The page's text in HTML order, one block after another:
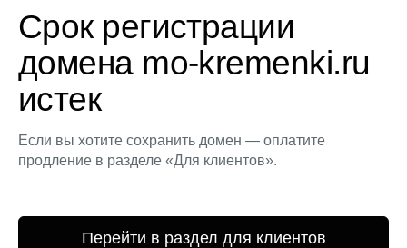
Срок регистрации
домена mo-kremenki.ru
истек
Если вы хотите сохранить домен — оплатите
продление в разделе «Для клиентов».
Перейти в раздел для клиентов